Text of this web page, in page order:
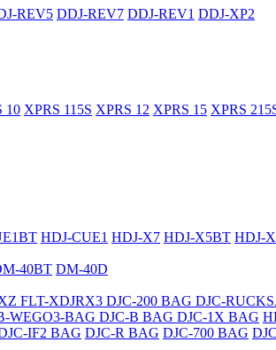
REV5 DDJ-REV7 DDJ-REV1 DDJ-XP2
10 XPRS 115S XPRS 12 XPRS 15 XPRS
HDJ-CUE1 HDJ-X7 HDJ-X5BT HDJ-
40BT DM-40D
FLT-XDJRX3 DJC-200 BAG DJC-
WEGO3-BAG DJC-B BAG DJC-1X BAG
IF2 BAG DJC-R BAG DJC-700 BAG